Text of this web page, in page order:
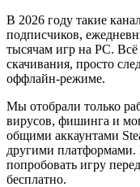
В 2026 году такие
подписчиков,
тысячам игр на PC.
скачивания, просто
оффлайн-режиме.
Мы отобрали только
вирусов, фишинга и
общими аккаунтами
другими платформами.
попробовать игру
бесплатно.